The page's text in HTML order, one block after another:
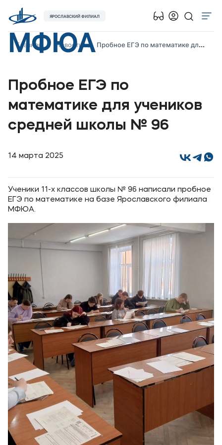
МФЮА
ЯРОСЛАВСКИЙ ФИЛИАЛ
Об университете
Абитуриенту
Музейно-выставочный центр МФЮА
Наука
Студентам
Выпускникам
Институт дополнительного образования
Уровни образования
Среднее профессиональное образование
Высшее образование
Дополнительное образование
Медиа
Объявления
Новости ВУЗа
Контакты
Главная Новости Пробное ЕГЭ по математике для учеников средней школы № 96
Пробное ЕГЭ по
математике для учеников
средней школы № 96
14 марта 2025
Ученики 11-х классов школы № 96 написали пробное
ЕГЭ по математике на базе Ярославского филиала
МФЮА.